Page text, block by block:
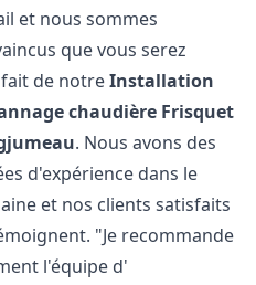
et nous sommes
que vous serez
de notreInstallation
chaudière Frisquet
. Nous avons des
d'expérience dans le
et nos clients satisfaits
"Je recommande
l'équipe d'